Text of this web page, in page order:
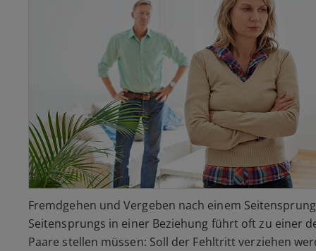
Fremdgehen und Vergeben nach einem
Seitensprungs in einer Beziehung führt oft zu einer
Paare stellen müssen: Soll der Fehltritt verziehen